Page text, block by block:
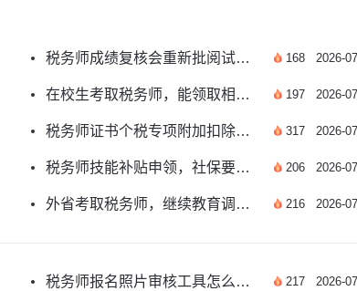
税务师成绩复核会重新批阅试卷吗？答案来了 168 2026-
在校生考取税务师，能领取相关补贴吗？ 197 2026-
税务师证书个税专项附加扣除申报流程是什么？ 317 2026-
税务师技能补贴申领，社保要求有哪些？ 206 2026-
外省考取税务师，继续教育调转怎么办理？ 216 2026-
税务师报名照片审核工具怎么用？看这里 217 2026-